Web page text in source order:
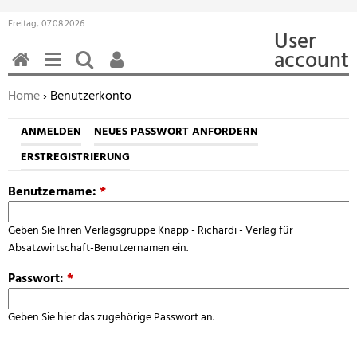
Freitag, 07.08.2026
User
account
Sie befinden sich hier:
Home› Benutzerkonto
ANMELDEN
NEUES PASSWORT ANFORDERN
ERSTREGISTRIERUNG
Benutzername:*
Geben Sie Ihren Verlagsgruppe Knapp - Richardi - Verlag für
Absatzwirtschaft-Benutzernamen ein.
Passwort:*
Geben Sie hier das zugehörige Passwort an.
HOMEMENÜSUCHEN
BENUTZERFUNKTIONEN